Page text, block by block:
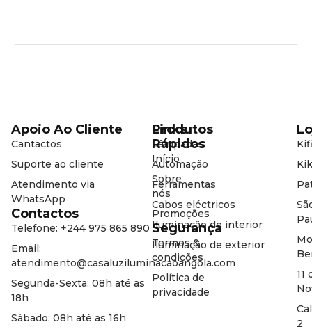
11
2
Produtos
Lâmpadas
Automação
Ferramentas
Cabos eléctricos
Iluminação de interior
Iluminação de exterior
Links
Rápidos
Início
Sobre
nós
Promoções
Segurança
Termos &
condições
Política de
privacidade
Apoio Ao Cliente
Cantactos
Suporte ao cliente
Atendimento via
WhatsApp
Contactos
Telefone: +244 975 865 890
Email:
atendimento@casaluziluminacaoangola.com
Segunda-Sexta: 08h até as
18h
Sábado: 08h até as 16h